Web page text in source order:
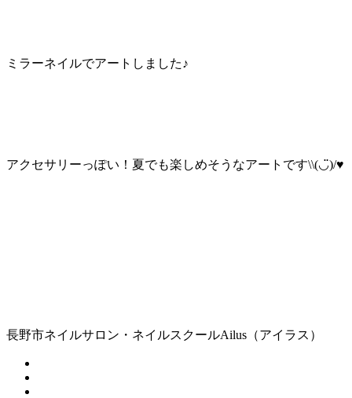
ミラーネイルでアートしました♪
アクセサリーっぽい！夏でも楽しめそうなアートです\\(◡̈)/♥︎
長野市ネイルサロン・ネイルスクールAilus（アイラス）